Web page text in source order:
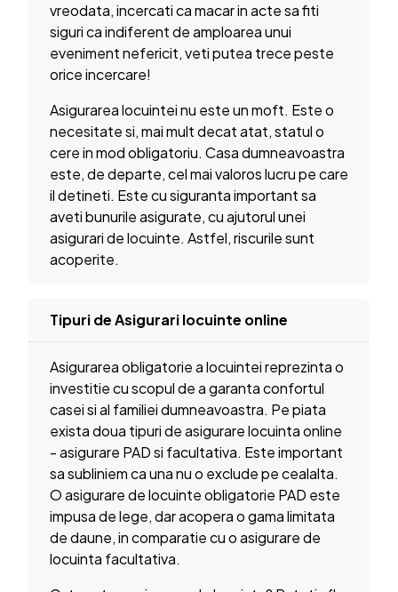
vreodata, incercati ca macar in acte sa fiti
siguri ca indiferent de amploarea unui
eveniment nefericit, veti putea trece peste
orice incercare!
Asigurarea locuintei nu este un moft. Este o
necesitate si, mai mult decat atat, statul o
cere in mod obligatoriu. Casa dumneavoastra
este, de departe, cel mai valoros lucru pe care
il detineti. Este cu siguranta important sa
aveti bunurile asigurate, cu ajutorul unei
asigurari de locuinte. Astfel, riscurile sunt
acoperite.
Tipuri de Asigurari locuinte online
Asigurarea obligatorie a locuintei reprezinta o
investitie cu scopul de a garanta confortul
casei si al familiei dumneavoastra. Pe piata
exista doua tipuri de asigurare locuinta online
- asigurare PAD si facultativa. Este important
sa subliniem ca una nu o exclude pe cealalta.
O asigurare de locuinte obligatorie PAD este
impusa de lege, dar acopera o gama limitata
de daune, in comparatie cu o asigurare de
locuinta facultativa.